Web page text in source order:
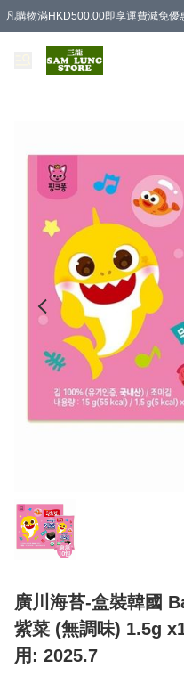
凡購物滿HKD500.00即享運費減免優
廣川海苔-盒裝韓國
紫菜 (無調味) 1.5g
用: 2025.7